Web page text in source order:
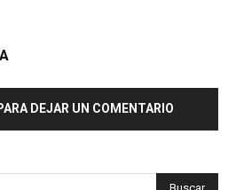
DEJAR UN COMENTARIO